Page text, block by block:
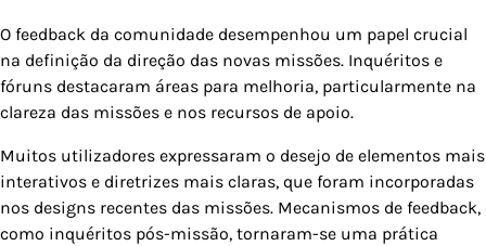
O feedback da comunidade desempenhou um papel crucial
na definição da direção das novas missões. Inquéritos e
fóruns destacaram áreas para melhoria, particularmente na
clareza das missões e nos recursos de apoio.
Muitos utilizadores expressaram o desejo de elementos mais
interativos e diretrizes mais claras, que foram incorporadas
nos designs recentes das missões. Mecanismos de feedback,
como inquéritos pós-missão, tornaram-se uma prática